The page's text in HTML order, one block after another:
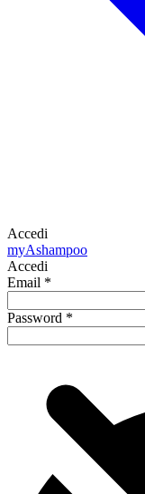
Accedi
myAshampoo
Accedi
Email *
Password *